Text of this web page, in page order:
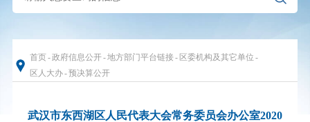
首页-政府信息公开-地方部门平台链接- 区委机构及其它单位 -
区人大办-预决算公开
武汉市东西湖区人民代表大会常务委员会办公室2020